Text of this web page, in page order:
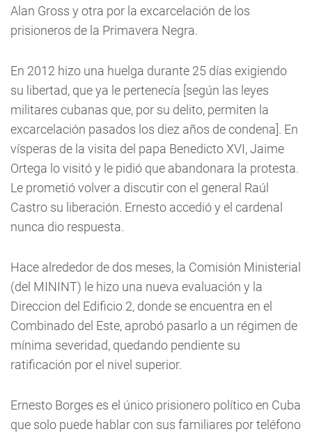
Alan Gross y otra por la excarcelación de los
prisioneros de la Primavera Negra.
En 2012 hizo una huelga durante 25 días exigiendo
su libertad, que ya le pertenecía [según las leyes
militares cubanas que, por su delito, permiten la
excarcelación pasados los diez años de condena]. En
vísperas de la visita del papa Benedicto XVI, Jaime
Ortega lo visitó y le pidió que abandonara la protesta.
Le prometió volver a discutir con el general Raúl
Castro su liberación. Ernesto accedió y el cardenal
nunca dio respuesta.
Hace alrededor de dos meses, la Comisión Ministerial
(del MININT) le hizo una nueva evaluación y la
Direccion del Edificio 2, donde se encuentra en el
Combinado del Este, aprobó pasarlo a un régimen de
mínima severidad, quedando pendiente su
ratificación por el nivel superior.
Ernesto Borges es el único prisionero político en Cuba
que solo puede hablar con sus familiares por teléfono